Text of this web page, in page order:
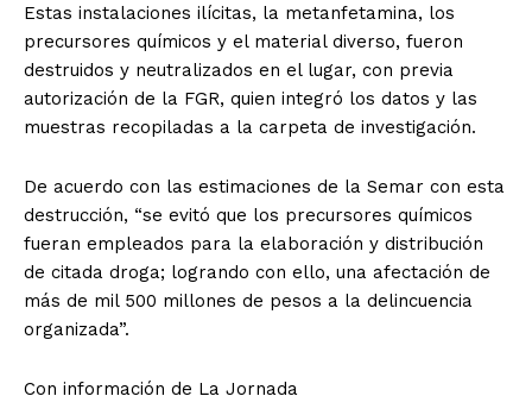
SUSCRIBIRSE
Aguascalientes Baja California
Baja California Sur Campeche
Chiapas
Chihuahua
Ciudad de México Coahuila
Colima Durango
Estado de México
Guanajuato
Tlaxcala Tamaulipas Tabasco
Estas instalaciones ilícitas, la metanfetamina, los
precursores químicos y el material diverso, fueron
destruidos y neutralizados en el lugar, con previa
autorización de la FGR, quien integró los datos y las
muestras recopiladas a la carpeta de investigación.
De acuerdo con las estimaciones de la Semar con esta
destrucción, “se evitó que los precursores químicos
fueran empleados para la elaboración y distribución
de citada droga; logrando con ello, una afectación de
más de mil 500 millones de pesos a la delincuencia
organizada”.
Con información de La Jornada